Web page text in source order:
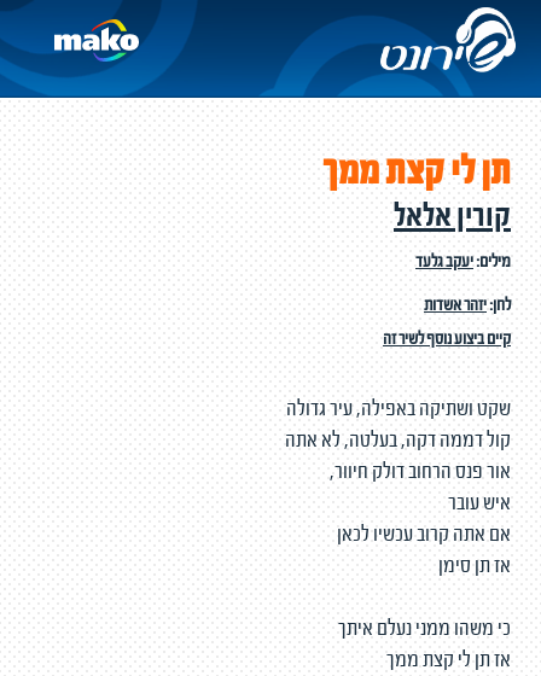
תן לי קצת ממך
קורין אלאל
מילים:יעקב גלעד
לחן:יזהר אשדות
קיים ביצוע נוסף לשיר זה
שקט ושתיקה באפילה, עיר גדולה
קול דממה דקה, בעלטה, לא אתה
אור פנס הרחוב דולק חיוור,
איש עובר
אם אתה קרוב עכשיו לכאן
אז תן סימן
כי משהו ממני נעלם איתך
אז תן לי קצת ממך